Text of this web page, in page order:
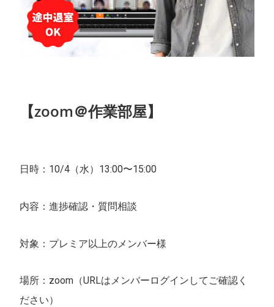
【zoom＠作業部屋】
日時：10/4（水）13:00〜15:00
内容：進捗確認・質問相談
対象：プレミア以上のメンバー様
場所：zoom（URLはメンバーログインしてご確認く
ださい）